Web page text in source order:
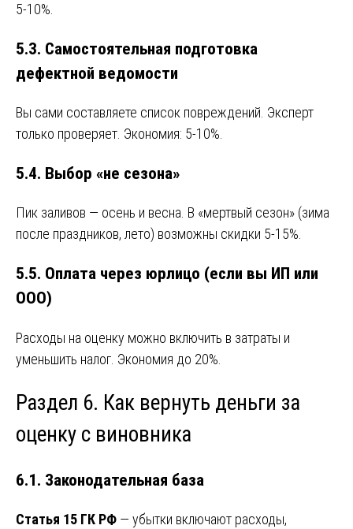
5-10%.
5.3. Самостоятельная подготовка
дефектной ведомости
Вы сами составляете список повреждений. Эксперт
только проверяет. Экономия: 5-10%.
5.4. Выбор «не сезона»
Пик заливов — осень и весна. В «мертвый сезон» (зима
после праздников, лето) возможны скидки 5-15%.
5.5. Оплата через юрлицо (если вы ИП или
ООО)
Расходы на оценку можно включить в затраты и
уменьшить налог. Экономия до 20%.
Раздел 6. Как вернуть деньги за
оценку с виновника
6.1. Законодательная база
Статья 15 ГК РФ — убытки включают расходы,